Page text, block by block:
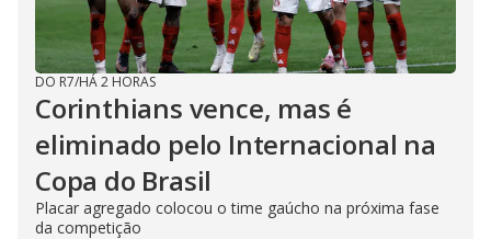
DO R7/HÁ 2 HORAS
Corinthians vence, mas é
eliminado pelo Internacional na
Copa do Brasil
Placar agregado colocou o time gaúcho na próxima fase
da competição